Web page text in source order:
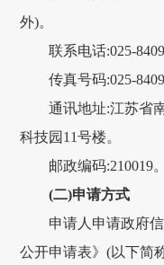
外)。
联系电话:025-
传真号码:025-
通讯地址:江苏省
科技园11号楼。
邮政编码:210019。
(二)申请方式
申请人申请政府
公开申请表》(以下简